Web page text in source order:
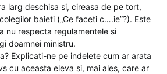
larg deschisa si, cireasa de pe tort,
baieti („Ce faceti c….ie”?). Este
nu respecta regulamentele si
doamnei ministru.
Explicati-ne pe indelete cum ar arata
cu aceasta eleva si, mai ales, care ar